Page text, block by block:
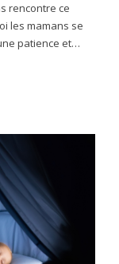
rencontre ce
les mamans se
patience et…